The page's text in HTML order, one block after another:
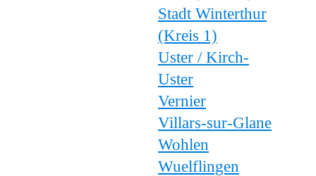
Stadt Winterthur
(Kreis 1)
Uster / Kirch-
Uster
Vernier
Villars-sur-Glane
Wohlen
Wuelflingen